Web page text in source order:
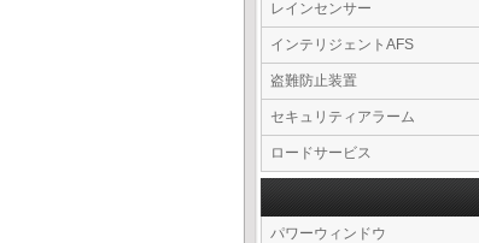
レインセンサー
インテリジェントAFS
盗難防止装置
セキュリティアラーム
ロードサービス
パワーウィンドウ